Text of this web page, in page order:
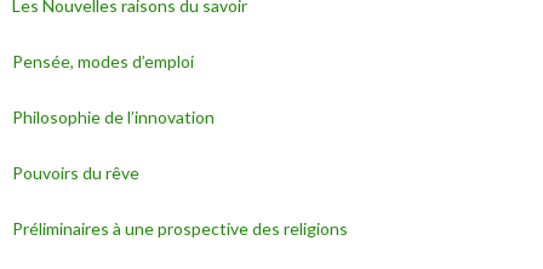
Les Nouvelles raisons du savoir
Pensée, modes d’emploi
Philosophie de l’innovation
Pouvoirs du rêve
Préliminaires à une prospective des religions